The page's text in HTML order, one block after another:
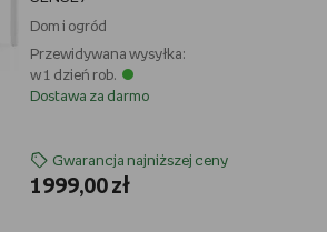
Dom i ogród
Przewidywana wysyłka:
w 1 dzień rob.
Dostawa za darmo
Gwarancja najniższej ceny
1999,00 zł